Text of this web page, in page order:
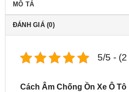
MÔ TẢ
ĐÁNH GIÁ (0)
5/5 -
Cách Âm Chống Ồn Xe Ô